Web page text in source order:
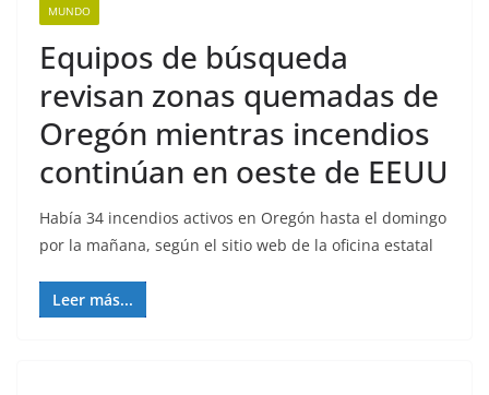
MUNDO
Equipos de búsqueda
revisan zonas quemadas de
Oregón mientras incendios
continúan en oeste de EEUU
Había 34 incendios activos en Oregón hasta el domingo
por la mañana, según el sitio web de la oficina estatal
Leer más...